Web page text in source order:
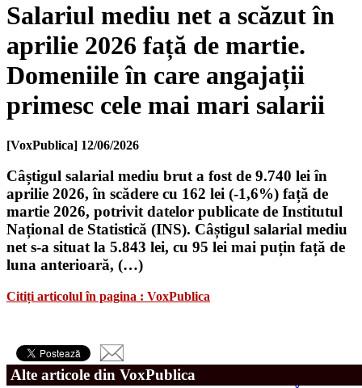
Salariul mediu net a scăzut în
aprilie 2026 față de martie.
Domeniile în care angajații
primesc cele mai mari salarii
[VoxPublica] 12/06/2026
Câștigul salarial mediu brut a fost de 9.740 lei în
aprilie 2026, în scădere cu 162 lei (-1,6%) față de
martie 2026, potrivit datelor publicate de Institutul
Național de Statistică (INS). Câștigul salarial mediu
net s-a situat la 5.843 lei, cu 95 lei mai puțin față de
luna anterioară, (…)
Citiți articolul în pagina : VoxPublica
Alte articole din VoxPublica